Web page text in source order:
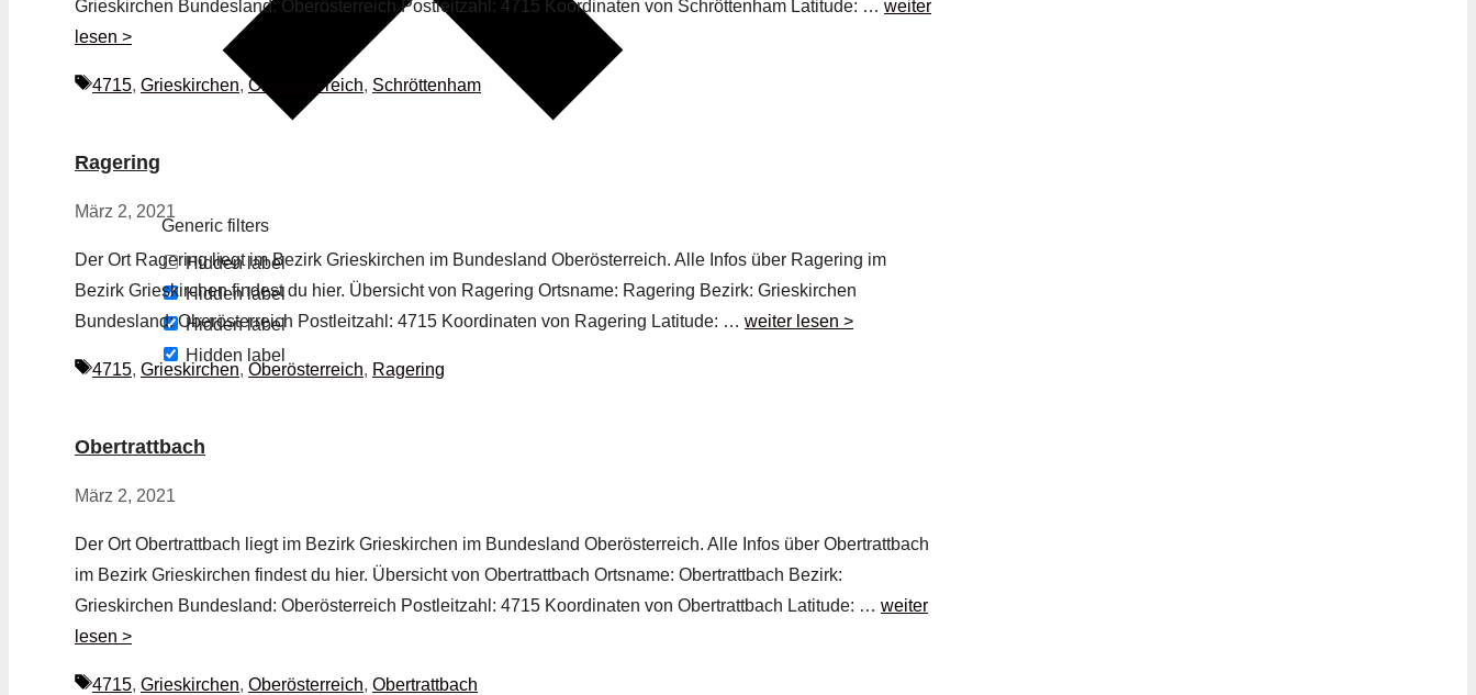
Generic filters
Hidden label
Hidden label
Hidden label
Hidden label
Grieskirchen Bundesland: Oberösterreich Postleitzahl: 4715 Koordinaten von Schröttenham Latitude: … weiter
lesen >
Schlagwörter
4715, Grieskirchen, Oberösterreich, Schröttenham
Ragering
März 2, 2021
Der Ort Ragering liegt im Bezirk Grieskirchen im Bundesland Oberösterreich. Alle Infos über Ragering im
Bezirk Grieskirchen findest du hier. Übersicht von Ragering Ortsname: Ragering Bezirk: Grieskirchen
Bundesland: Oberösterreich Postleitzahl: 4715 Koordinaten von Ragering Latitude: … weiter lesen >
Schlagwörter
4715, Grieskirchen, Oberösterreich, Ragering
Obertrattbach
März 2, 2021
Der Ort Obertrattbach liegt im Bezirk Grieskirchen im Bundesland Oberösterreich. Alle Infos über Obertrattbach
im Bezirk Grieskirchen findest du hier. Übersicht von Obertrattbach Ortsname: Obertrattbach Bezirk:
Grieskirchen Bundesland: Oberösterreich Postleitzahl: 4715 Koordinaten von Obertrattbach Latitude: … weiter
lesen >
Schlagwörter
4715, Grieskirchen, Oberösterreich, Obertrattbach